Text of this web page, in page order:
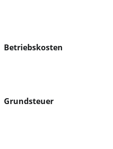
Betriebskosten
Grundsteuer